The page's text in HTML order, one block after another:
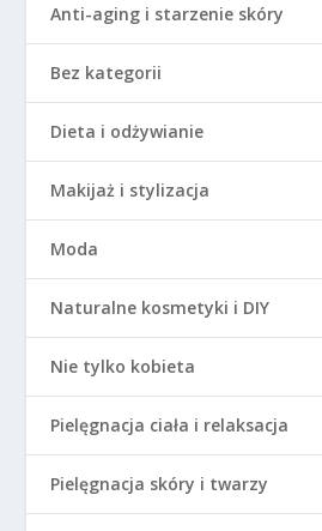
Anti-aging i starzenie skóry
Bez kategorii
Dieta i odżywianie
Makijaż i stylizacja
Moda
Naturalne kosmetyki i DIY
Nie tylko kobieta
Pielęgnacja ciała i relaksacja
Pielęgnacja skóry i twarzy